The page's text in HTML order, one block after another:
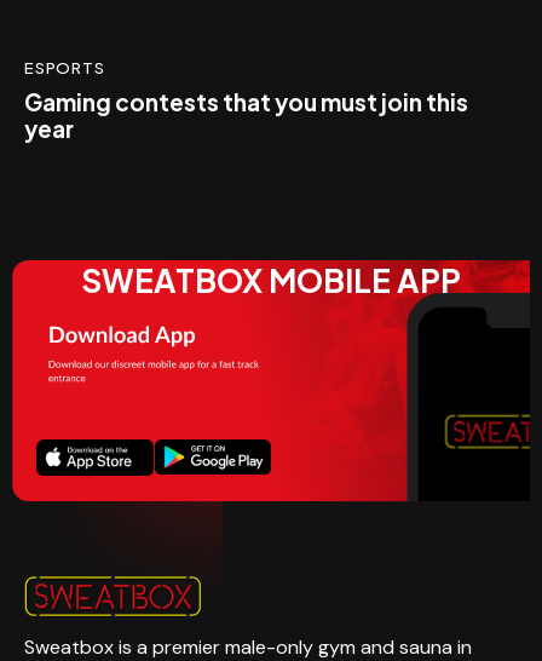
ESPORTS
Gaming contests that you must join this
year
SWEATBOX MOBILE APP
Sweatbox is a premier male-only gym and sauna in